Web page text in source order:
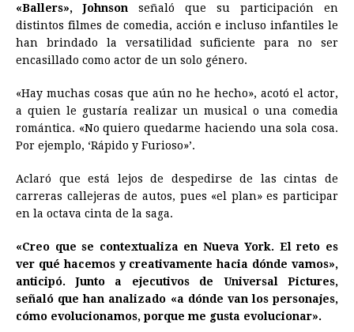
«Ballers», Johnson señaló que su participación en
distintos filmes de comedia, acción e incluso infantiles le
han brindado la versatilidad suficiente para no ser
encasillado como actor de un solo género.
«Hay muchas cosas que aún no he hecho», acotó el actor,
a quien le gustaría realizar un musical o una comedia
romántica. «No quiero quedarme haciendo una sola cosa.
Por ejemplo, ‘Rápido y Furioso»’.
Aclaró que está lejos de despedirse de las cintas de
carreras callejeras de autos, pues «el plan» es participar
en la octava cinta de la saga.
«Creo que se contextualiza en Nueva York. El reto es
ver qué hacemos y creativamente hacia dónde vamos»,
anticipó. Junto a ejecutivos de Universal Pictures,
señaló que han analizado «a dónde van los personajes,
cómo evolucionamos, porque me gusta evolucionar».